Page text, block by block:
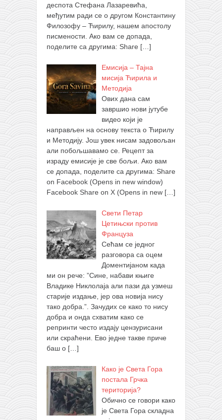
деспота Стефана Лазаревића,
међутим ради се о другом Константину
Филозофу – Ћирилу, нашем апостолу
писмености. Ако вам се допада,
поделите са другима: Share […]
Емисија – Тајна
мисија Ћирила и
Методија
Ових дана сам
завршио нови јутубе
видео који је
направљен на основу текста о Ћирилу
и Методију. Још увек нисам задовољан
али побољшавамо се. Рецепт за
израду емисије је све бољи. Ако вам
се допада, поделите са другима: Share
on Facebook (Opens in new window)
Facebook Share on X (Opens in new […]
Свети Петар
Цетињски против
Француза
Сећам се једног
разговора са оцем
Доментијаном када
ми он рече: ”Сине, набави књиге
Владике Никлолаја али пази да узмеш
старије издање, јер ова новија нису
тако добра.”. Зачудих се како то нису
добра и онда схватим како се
репринти често издају цензурисани
или скраћени. Ево једне такве приче
баш о […]
Како је Света Гора
постала Грчка
територија?
Обично се говори како
је Света Гора складна